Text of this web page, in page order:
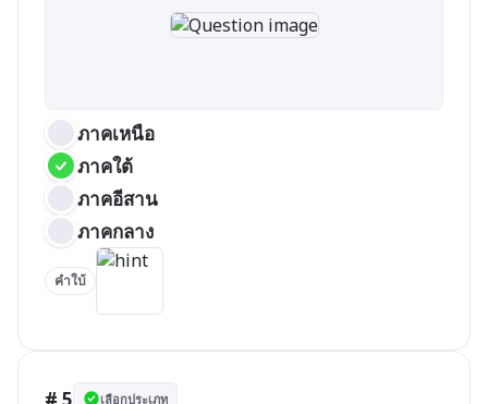
ภาคเหนือ
ภาคใต้
ภาคอีสาน
ภาคกลาง
คำใบ้
# 5 เลือกประเภท